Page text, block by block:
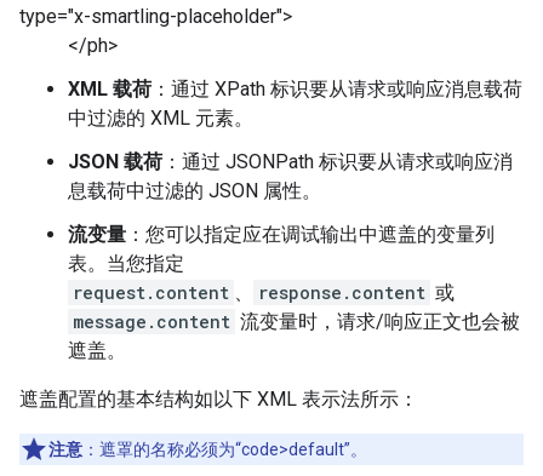
type="x-smartling-placeholder">
</ph>
XML 载荷 ：通过 XPath 标识要从请求或响应消息载荷
中过滤的 XML 元素。
JSON 载荷 ：通过 JSONPath 标识要从请求或响应消
息载荷中过滤的 JSON 属性。
流变量 ：您可以指定应在调试输出中遮盖的变量列
表。当您指定
request.content 、 response.content 或
message.content 流变量时，请求/响应正文也会被
遮盖。
遮盖配置的基本结构如以下 XML 表示法所示：
注意 ：遮罩的名称必须为“code>default”。